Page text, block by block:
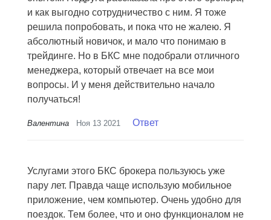
и как выгодно сотрудничество с ним. Я тоже
решила попробовать, и пока что не жалею. Я
абсолютный новичок, и мало что понимаю в
трейдинге. Но в БКС мне подобрали отличного
менеджера, который отвечает на все мои
вопросы. И у меня действительно начало
получаться!
Валентина Ноя 13 2021 Ответ
Услугами этого БКС брокера пользуюсь уже
пару лет. Правда чаще использую мобильное
приложение, чем компьютер. Очень удобно для
поездок. Тем более, что и оно функционалом не